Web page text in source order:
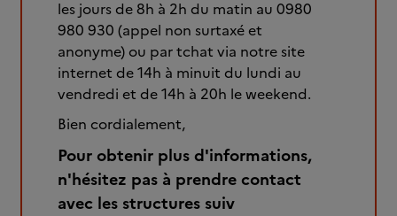
les jours de 8h à 2h du matin au 0980
980 930 (appel non surtaxé et
anonyme) ou par tchat via notre site
internet de 14h à minuit du lundi au
vendredi et de 14h à 20h le weekend.
Bien cordialement,
Pour obtenir plus d'informations,
n'hésitez pas à prendre contact
avec les structures suiv